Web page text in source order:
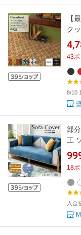
【
ク
パ
オ
ィ
ー
43ポ
8/10
部
工
バ
マ
ー
イ
18ポ
入金